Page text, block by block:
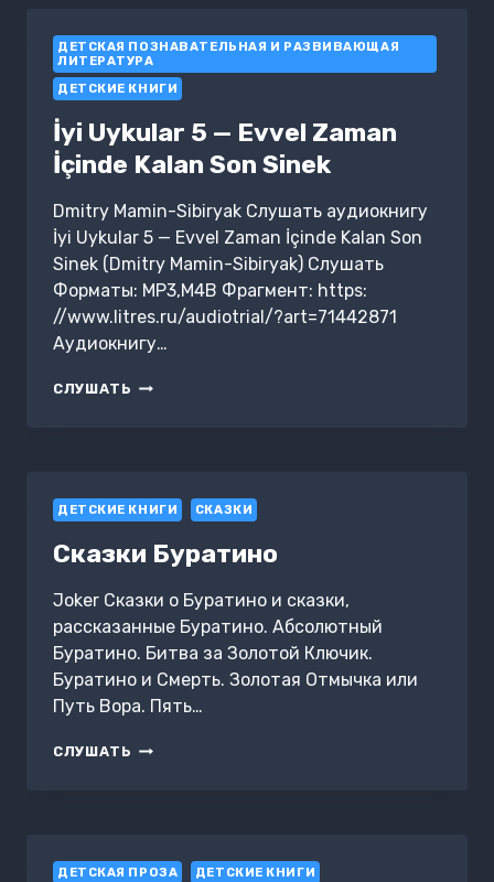
ДЕТСКАЯ ПОЗНАВАТЕЛЬНАЯ И РАЗВИВАЮЩАЯ
ЛИТЕРАТУРА
ДЕТСКИЕ КНИГИ
İyi Uykular 5 — Evvel Zaman
İçinde Kalan Son Sinek
Dmitry Mamin-Sibiryak Слушать аудиокнигу
İyi Uykular 5 — Evvel Zaman İçinde Kalan Son
Sinek (Dmitry Mamin-Sibiryak) Слушать
Форматы: MP3,M4B Фрагмент: https:
//www.litres.ru/audiotrial/?art=71442871
Аудиокнигу…
СЛУШАТЬ İYI
İÇINDE
SON
ДЕТСКИЕ КНИГИ СКАЗКИ
Сказки Буратино
Joker Сказки о Буратино и сказки,
рассказанные Буратино. Абсолютный
Буратино. Битва за Золотой Ключик.
Буратино и Смерть. Золотая Отмычка или
Путь Вора. Пять…
СЛУШАТЬ СКАЗКИ
ДЕТСКАЯ ПРОЗА ДЕТСКИЕ КНИГИ